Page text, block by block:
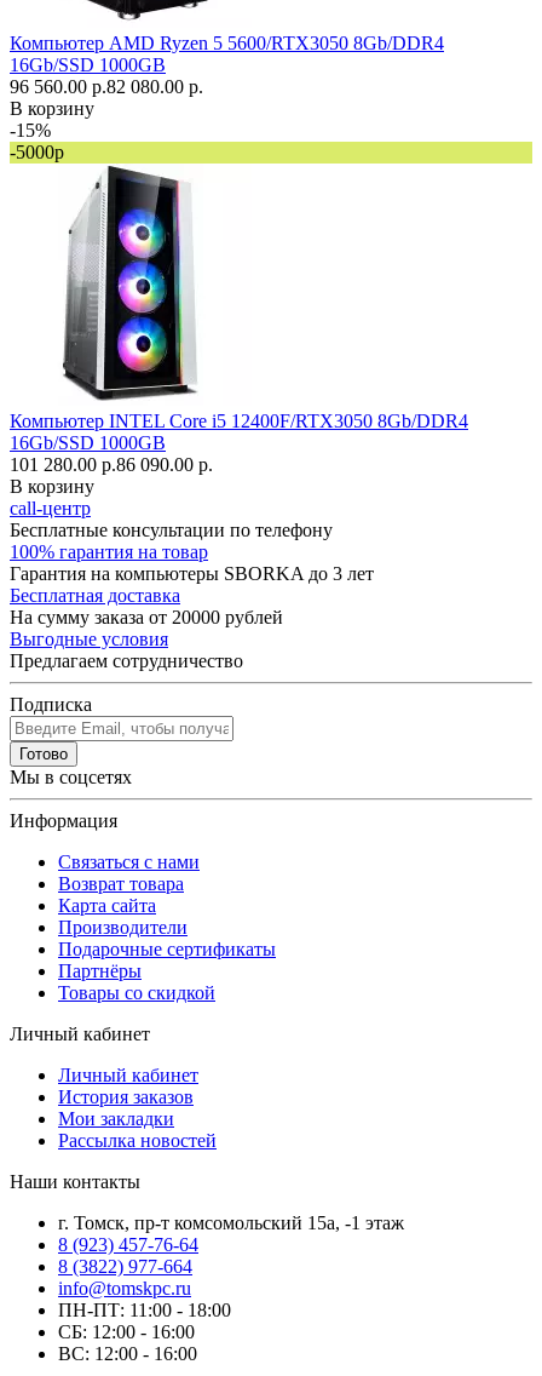
Компьютер AMD Ryzen 5 5600/RTX3050 8Gb/DDR4
16Gb/SSD 1000GB
96 560.00 р.82 080.00 р.
В корзину
-15%
-5000р
Компьютер INTEL Core i5 12400F/RTX3050 8Gb/DDR4
16Gb/SSD 1000GB
101 280.00 р.86 090.00 р.
В корзину
call-центр
Бесплатные консультации по телефону
100% гарантия на товар
Гарантия на компьютеры SBORKA до 3 лет
Бесплатная доставка
На сумму заказа от 20000 рублей
Выгодные условия
Предлагаем сотрудничество
Подписка
Готово
Мы в соцсетях
Информация
Связаться с нами
Возврат товара
Карта сайта
Производители
Подарочные сертификаты
Партнёры
Товары со скидкой
Личный кабинет
Личный кабинет
История заказов
Мои закладки
Рассылка новостей
Наши контакты
г. Томск, пр-т комсомольский 15а, -1 этаж
8 (923) 457-76-64
8 (3822) 977-664
info@tomskpc.ru
ПН-ПТ: 11:00 - 18:00
СБ: 12:00 - 16:00
ВС: 12:00 - 16:00